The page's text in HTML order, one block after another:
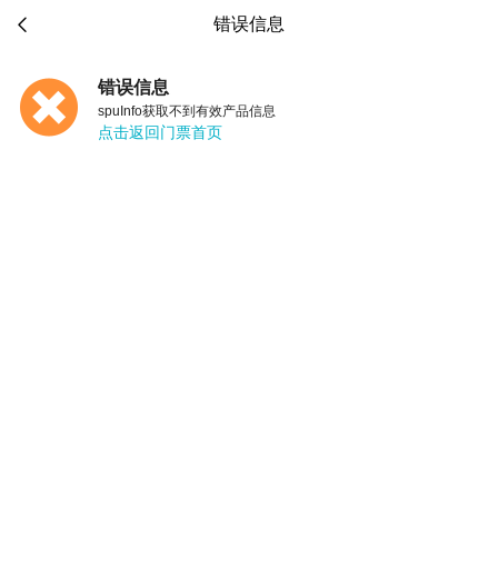
 错误信息
错误信息
spuInfo获取不到有效产品信息
点击返回门票首页